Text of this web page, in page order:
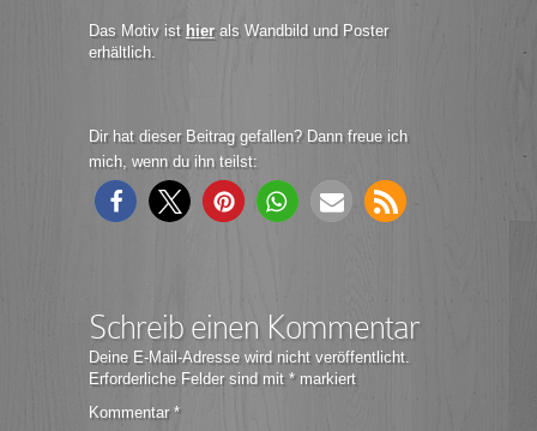
Das Motiv ist hierals Wandbild und Poster
erhältlich.
Dir hat dieser Beitrag gefallen? Dann freue ich
mich, wenn du ihn teilst:
Schreib einen Kommentar
Deine E-Mail-Adresse wird nicht veröffentlicht.
Erforderliche Felder sind mit * markiert
Kommentar*